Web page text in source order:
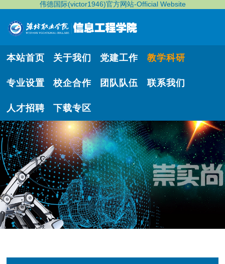
伟德国际(victor1946)官方网站-Official Website
本站首页 关于我们 党建工作 教学科研
专业设置 校企合作 团队队伍 联系我们
人才招聘 下载专区